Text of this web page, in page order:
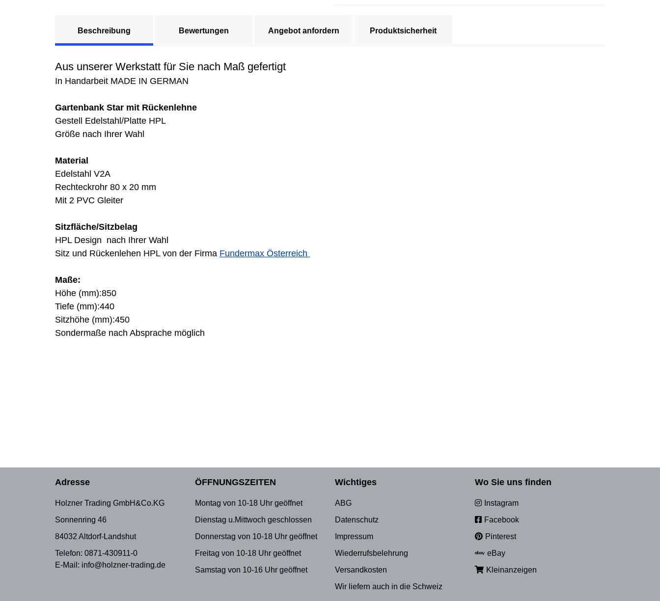
Beschreibung Bewertungen Angebot anfordern Produktsicherheit
Aus unserer Werkstatt für Sie nach Maß gefertigt
In Handarbeit MADE IN GERMAN
Gartenbank Star mit Rückenlehne
Gestell Edelstahl/Platte HPL
Größe nach Ihrer Wahl
Material
Edelstahl V2A
Rechteckrohr 80 x 20 mm
Mit 2 PVC Gleiter
Sitzfläche/Sitzbelag
HPL Design nach Ihrer Wahl
Sitz und Rückenlehen HPL von der Firma Fundermax Österreich
Maße:
Höhe (mm):850
Tiefe (mm):440
Sitzhöhe (mm):450
Sondermaße nach Absprache möglich
Adresse
Holzner Trading GmbH&Co.KG
Sonnenring 46
84032 Altdorf-Landshut
Telefon: 0871-430911-0
E-Mail: info@holzner-trading.de
ÖFFNUNGSZEITEN
Montag von 10-18 Uhr geöffnet
Dienstag u.Mittwoch geschlossen
Donnerstag von 10-18 Uhr geöffnet
Freitag von 10-18 Uhr geöffnet
Samstag von 10-16 Uhr geöffnet
Wichtiges
ABG
Datenschutz
Impressum
Wiederrufsbelehrung
Versandkosten
Wir liefern auch in die Schweiz
Wo Sie uns finden
Instagram
Facebook
Pinterest
eBay
Kleinanzeigen